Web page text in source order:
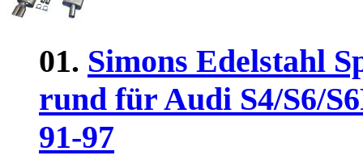
01. Simons Edelstahl
rund für Audi S4/S6/
91-97